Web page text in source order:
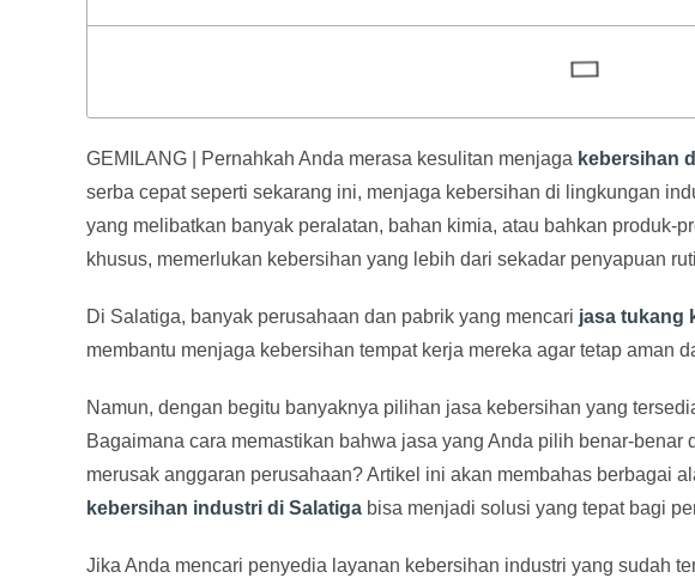
GEMILANG | Pernahkah Anda merasa kesulitan menjaga kebersihan
serba cepat seperti sekarang ini, menjaga kebersihan di lingkungan
yang melibatkan banyak peralatan, bahan kimia, atau bahkan produk-
khusus, memerlukan kebersihan yang lebih dari sekadar penyapuan
Di Salatiga, banyak perusahaan dan pabrik yang mencari jasa tukang
membantu menjaga kebersihan tempat kerja mereka agar tetap aman
Namun, dengan begitu banyaknya pilihan jasa kebersihan yang
Bagaimana cara memastikan bahwa jasa yang Anda pilih benar-benar
merusak anggaran perusahaan? Artikel ini akan membahas berbagai
kebersihan industri di Salatiga bisa menjadi solusi yang tepat bagi
Jika Anda mencari penyedia layanan kebersihan industri yang sudah